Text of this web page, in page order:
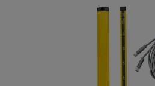
dell'emettitore e del ricevitore.